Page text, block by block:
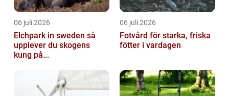
06 juli 2026
Elchpark in sweden så
upplever du skogens
kung på...
06 juli 2026
Fotvård för starka, friska
fötter i vardagen